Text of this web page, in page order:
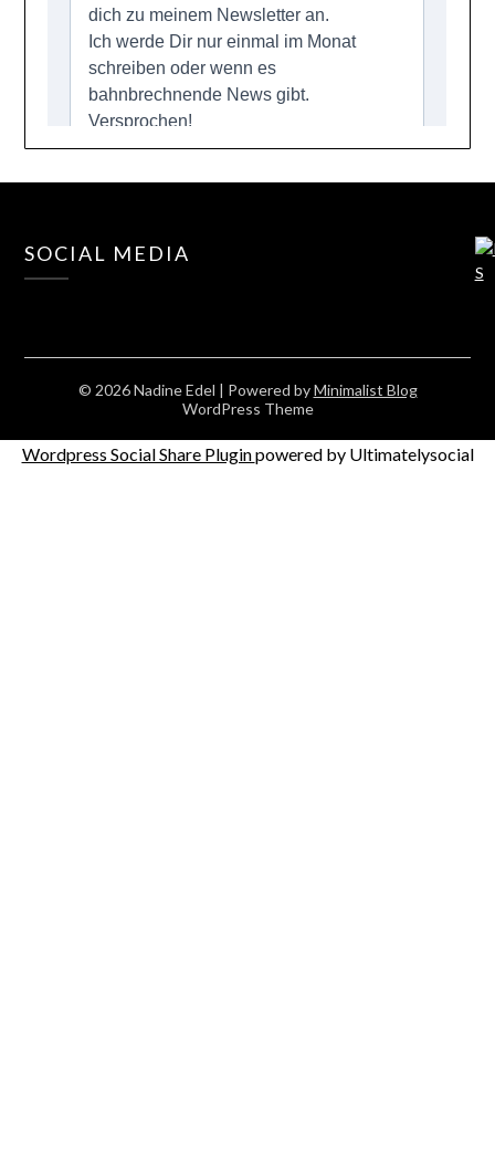
SOCIAL MEDIA
© 2026 Nadine Edel | Powered byMinimalist Blog
WordPress Theme
Wordpress Social Share Pluginpowered by Ultimatelysocial